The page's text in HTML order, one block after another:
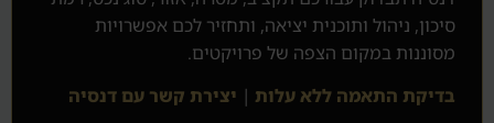
סיכון, ניהול ותוכנית יציאה, ותחזיר לכם אפשרויות
מסוננות במקום הצפה של פרויקטים.
בדיקת התאמה ללא עלות | יצירת קשר עם דנסיה